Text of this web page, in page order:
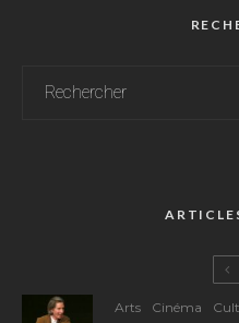
Arts Cinéma